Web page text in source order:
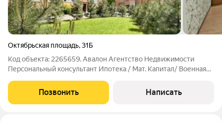
Октябрьская площадь,31Б
Код объекта: 2265659. Авалон Агентство Недвижимости
Персональный консультант Ипотека / Мат. Капитал/ Военная
шаговой доступности до Курортного парка. Индивидуальное
отопление. Выполнен ремонт. В
Позвонить Написать